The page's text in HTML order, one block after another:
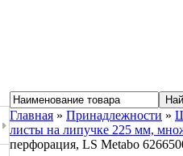
Главная » Принадлежности »
листы на липучке 225 мм,
перфорация, LS Metabo